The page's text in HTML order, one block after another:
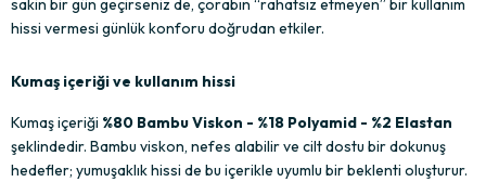
hissi vermesi günlük konforu doğrudan etkiler.
Kumaş içeriği ve kullanım hissi
Kumaş içeriği %80 Bambu Viskon - %18 Polyamid - %2 Elastan
şeklindedir. Bambu viskon, nefes alabilir ve cilt dostu bir dokunuş
hedefler; yumuşaklık hissi de bu içerikle uyumlu bir beklenti oluşturur.